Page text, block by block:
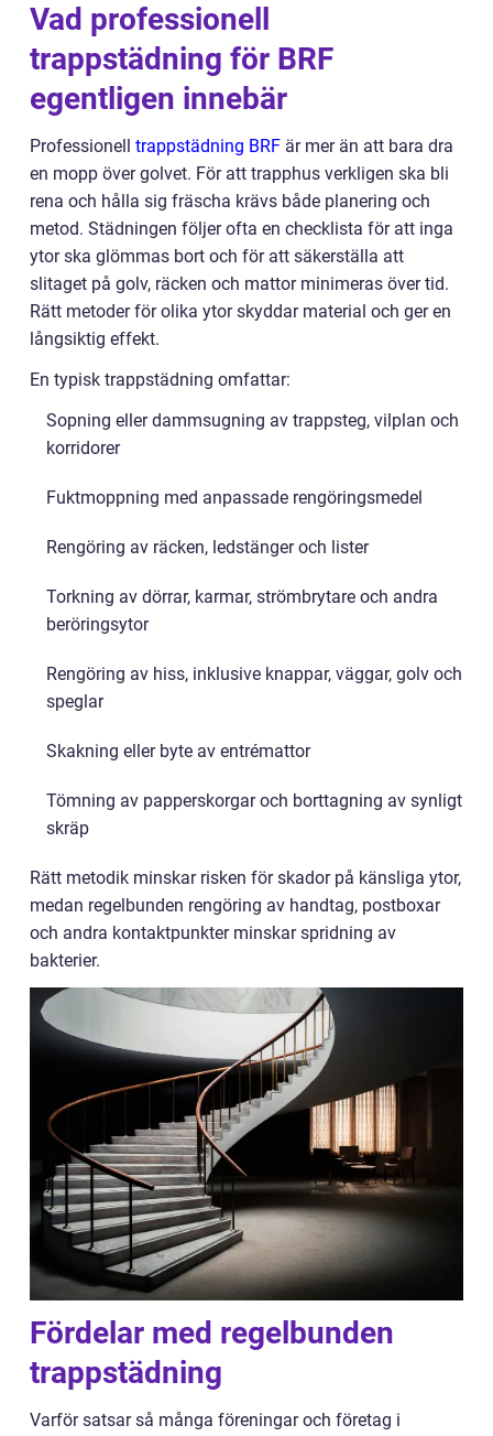
Vad professionell
trappstädning för BRF
egentligen innebär
Professionell trappstädning BRF är mer än att bara dra
en mopp över golvet. För att trapphus verkligen ska bli
rena och hålla sig fräscha krävs både planering och
metod. Städningen följer ofta en checklista för att inga
ytor ska glömmas bort och för att säkerställa att
slitaget på golv, räcken och mattor minimeras över tid.
Rätt metoder för olika ytor skyddar material och ger en
långsiktig effekt.
En typisk trappstädning omfattar:
Sopning eller dammsugning av trappsteg, vilplan och
korridorer
Fuktmoppning med anpassade rengöringsmedel
Rengöring av räcken, ledstänger och lister
Torkning av dörrar, karmar, strömbrytare och andra
beröringsytor
Rengöring av hiss, inklusive knappar, väggar, golv och
speglar
Skakning eller byte av entrémattor
Tömning av papperskorgar och borttagning av synligt
skräp
Rätt metodik minskar risken för skador på känsliga ytor,
medan regelbunden rengöring av handtag, postboxar
och andra kontaktpunkter minskar spridning av
bakterier.
Fördelar med regelbunden
trappstädning
Varför satsar så många föreningar och företag i